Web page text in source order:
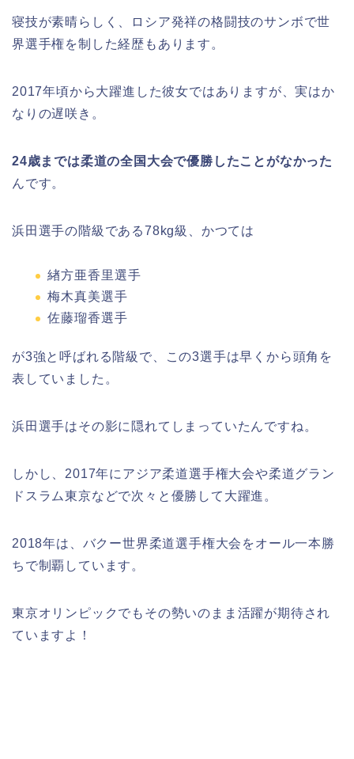
寝技が素晴らしく、ロシア発祥の格闘技のサンボで世
界選手権を制した経歴もあります。
2017年頃から大躍進した彼女ではありますが、実はか
なりの遅咲き。
24歳までは柔道の全国大会で優勝したことがなかった
んです。
浜田選手の階級である78kg級、かつては
緖方亜香里選手
梅木真美選手
佐藤瑠香選手
が3強と呼ばれる階級で、この3選手は早くから頭角を
表していました。
浜田選手はその影に隠れてしまっていたんですね。
しかし、2017年にアジア柔道選手権大会や柔道グラン
ドスラム東京などで次々と優勝して大躍進。
2018年は、バクー世界柔道選手権大会をオール一本勝
ちで制覇しています。
東京オリンピックでもその勢いのまま活躍が期待され
ていますよ！